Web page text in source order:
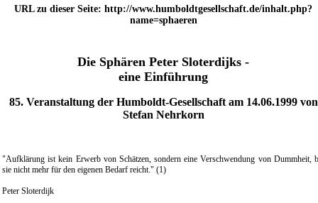
URL zu dieser Seite: http://www.humboldtgesellschaft.de/inhalt.php?
name=sphaeren
Die Sphären Peter Sloterdijks -
eine Einführung
85. Veranstaltung der Humboldt-Gesellschaft am 14.06.1999 von
Stefan Nehrkorn
"Aufklärung ist kein Erwerb von Schätzen, sondern eine Verschwendung von Dummheit,
sie nicht mehr für den eigenen Bedarf reicht." (1)
Peter Sloterdijk